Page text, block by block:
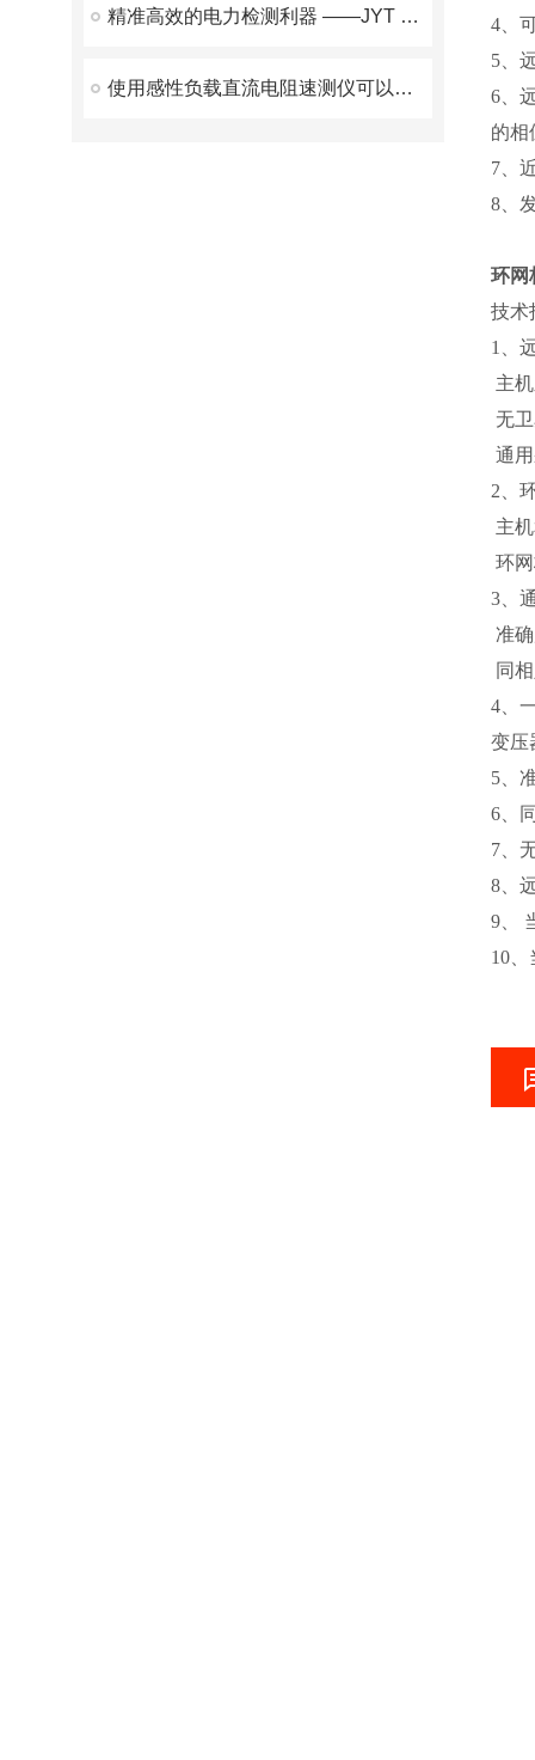
精准高效的电力检测利器 ——JYT 变压器变比测试仪优势解析
使用感性负载直流电阻速测仪可以简化测试步骤
4、
5、
6、
的相
7、
8、
环网
技术
1、
主
无
通
2、
主
环
3、
准
同
4、
变压
5、
6、
7、
8、
9、
10